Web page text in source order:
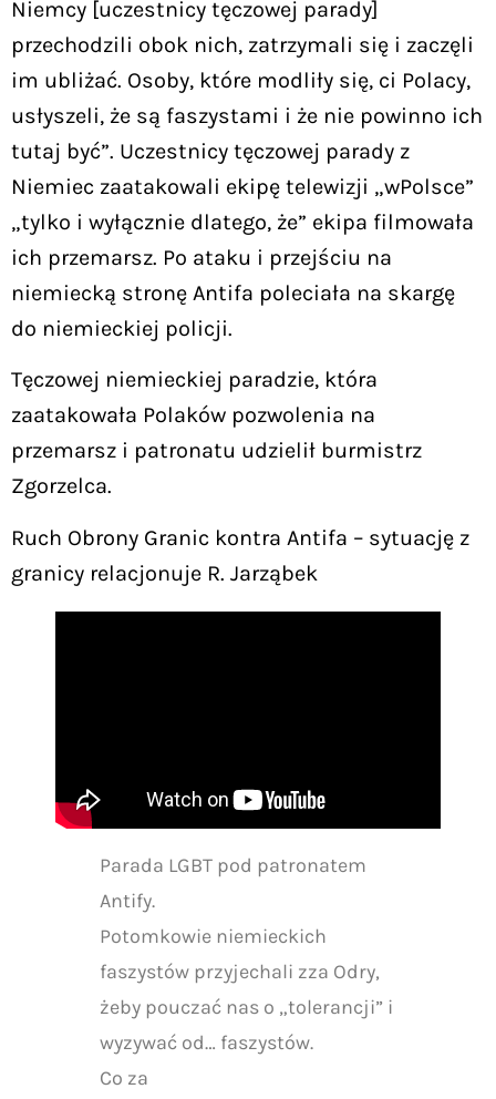
Niemcy [uczestnicy tęczowej parady]
przechodzili obok nich, zatrzymali się i zaczęli
im ubliżać. Osoby, które modliły się, ci Polacy,
usłyszeli, że są faszystami i że nie powinno ich
tutaj być”. Uczestnicy tęczowej parady z
Niemiec zaatakowali ekipę telewizji „wPolsce”
„tylko i wyłącznie dlatego, że” ekipa filmowała
ich przemarsz. Po ataku i przejściu na
niemiecką stronę Antifa poleciała na skargę
do niemieckiej policji.
Tęczowej niemieckiej paradzie, która
zaatakowała Polaków pozwolenia na
przemarsz i patronatu udzielił burmistrz
Zgorzelca.
Ruch Obrony Granic kontra Antifa – sytuację z
granicy relacjonuje R. Jarząbek
Parada LGBT pod patronatem
Antify.
Potomkowie niemieckich
faszystów przyjechali zza Odry,
żeby pouczać nas o „tolerancji” i
wyzywać od… faszystów.
Co za